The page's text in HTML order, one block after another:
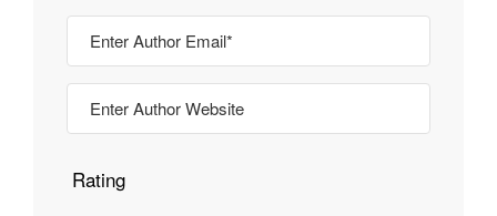
Rating